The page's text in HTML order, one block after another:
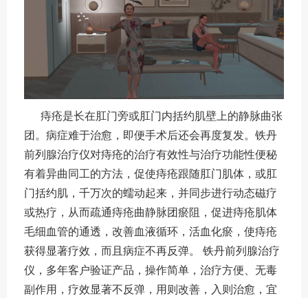
痔疮是长在肛门旁或肛门内括约肌壁上的静脉曲张
团。病症难于治愈，即便手术后还会再度复发。铁丹
前列腺治疗仪对痔疮的治疗有效性与治疗功能性便秘
有着异曲同工的方法，促使痔疮跟随肛门肌体，或肛
门括约肌，千万次的蠕动起来，并同步进行动态磁疗
或热疗，从而疏通痔疮曲静脉团瘀阻，促进痔疮肌体
毛细血管的通透，改善血液循环，活血化瘀，使痔疮
获得显著疗效，而且病症不再反弹。 铁丹前列腺治疗
仪，多年客户验证产品，操作简单，治疗方便、无毒
副作用，疗效显著不反弹，用则改善，入则治愈，宜